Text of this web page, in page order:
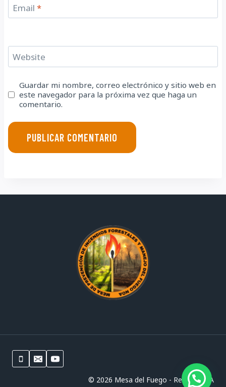
Email *
Website
Guardar mi nombre, correo electrónico y sitio web en
este navegador para la próxima vez que haga un
comentario.
© 2026 Mesa del Fuego - Región NOA